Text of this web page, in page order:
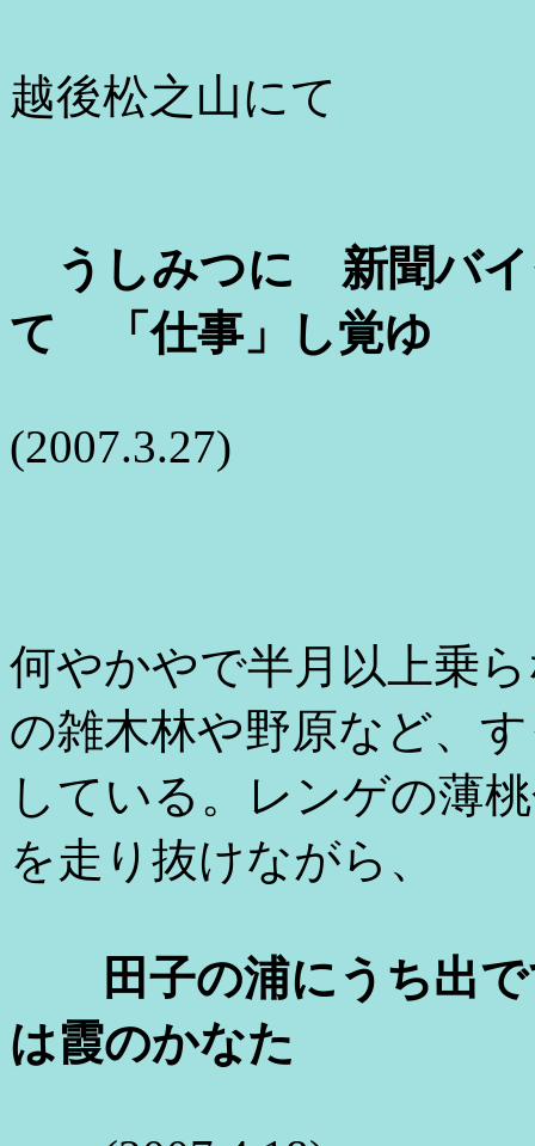
越後松之山に
うしみつに 新聞バ
て 「仕事」し覚ゆ
(2007.3.27)
何やかやで半月以上乗
の雑木林や野原など、
している。レンゲの薄
を走り抜けながら、
田子の浦にうち出
は霞のかなた